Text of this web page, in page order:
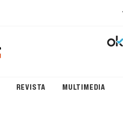
REVISTA MULTIMEDIA